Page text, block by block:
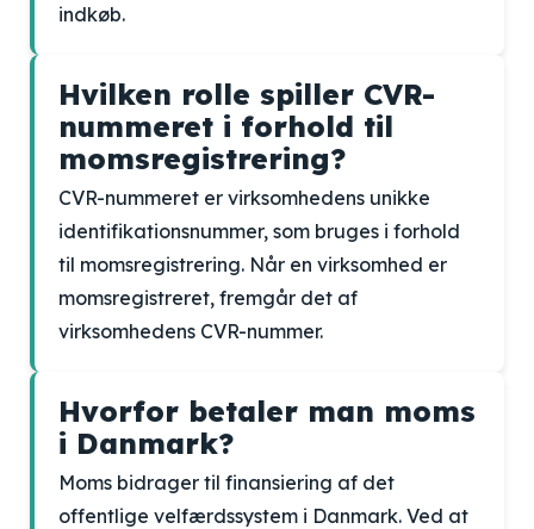
indkøb.
Hvilken rolle spiller CVR-
nummeret i forhold til
momsregistrering?
CVR-nummeret er virksomhedens unikke
identifikationsnummer, som bruges i forhold
til momsregistrering. Når en virksomhed er
momsregistreret, fremgår det af
virksomhedens CVR-nummer.
Hvorfor betaler man moms
i Danmark?
Moms bidrager til finansiering af det
offentlige velfærdssystem i Danmark. Ved at